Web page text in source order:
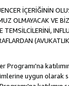
İÇERİĞİNİN
OLMAYACAK VE
TEMSİLCİLERİNİ,
Programı'na
uygun olarak